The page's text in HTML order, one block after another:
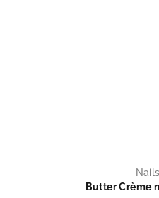
Butter Crème